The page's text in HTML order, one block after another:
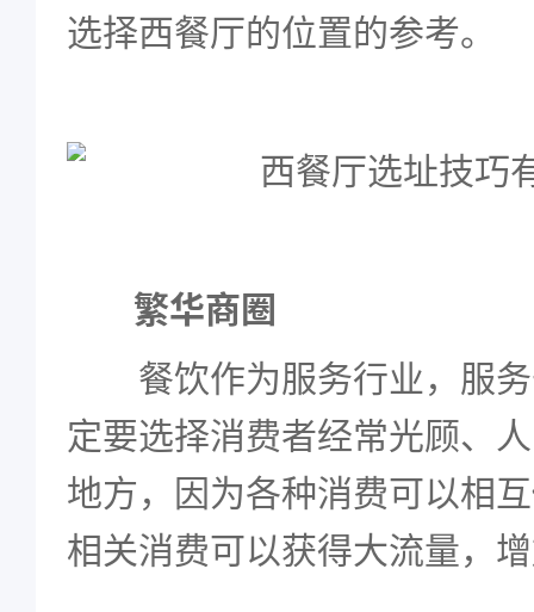
选择西餐厅的位置的参考。
繁华商圈
餐饮作为服务行业，服务
定要选择消费者经常光顾、
地方，因为各种消费可以相
相关消费可以获得大流量，